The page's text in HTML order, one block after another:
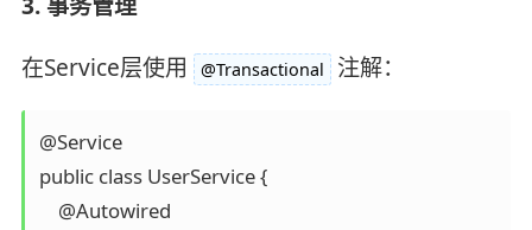
在Service层使用
@Transactional 注解：
@Service
public class UserService {
    @Autowired